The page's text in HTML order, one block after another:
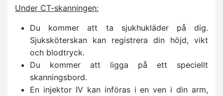
Under CT-skanningen:
Du kommer att ta sjukhukläder på dig.
Sjuksköterskan kan registrera din höjd, vikt
och blodtryck.
Du kommer att ligga på ett speciellt
skanningsbord.
En injektor IV kan införas i en ven i din arm,